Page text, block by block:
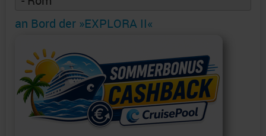
an Bord der »EXPLORA II«